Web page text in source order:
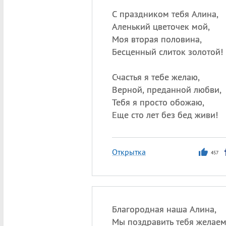
С праздником тебя Алина,
Аленький цветочек мой,
Моя вторая половина,
Бесценный слиток золотой!
Счастья я тебе желаю,
Верной, преданной любви,
Тебя я просто обожаю,
Еще сто лет без бед живи!
Открытка 457
Благородная наша Алина,
Мы поздравить тебя